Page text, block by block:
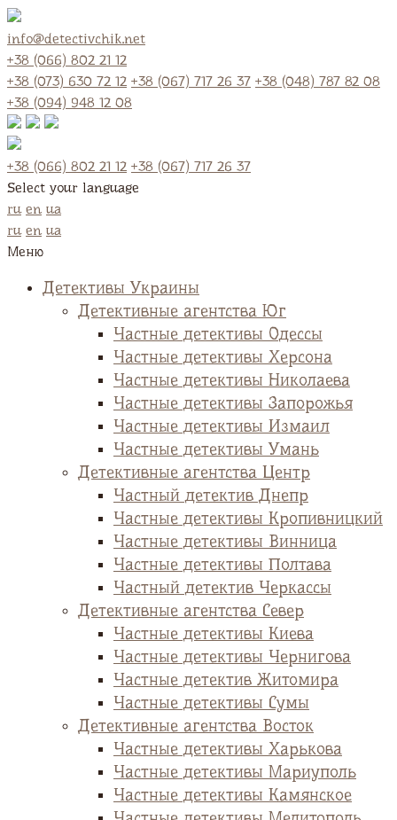
info@detectivchik.net
+38 (066) 802 21 12
+38 (073) 630 72 12 +38 (067) 717 26 37 +38 (048) 787 82 08
+38 (094) 948 12 08
+38 (066) 802 21 12 +38 (067) 717 26 37
Select your language
ru en ua
ru en ua
Меню
Детективы Украины
Детективные агентства Юг
Частные детективы Одессы
Частные детективы Херсона
Частные детективы Николаева
Частные детективы Запорожья
Частные детективы Измаил
Частные детективы Умань
Детективные агентства Центр
Частный детектив Днепр
Частные детективы Кропивницкий
Частные детективы Винница
Частные детективы Полтава
Частный детектив Черкассы
Детективные агентства Север
Частные детективы Киева
Частные детективы Чернигова
Частные детектив Житомира
Частные детективы Сумы
Детективные агентства Восток
Частные детективы Харькова
Частные детективы Мариуполь
Частные детективы Камянское